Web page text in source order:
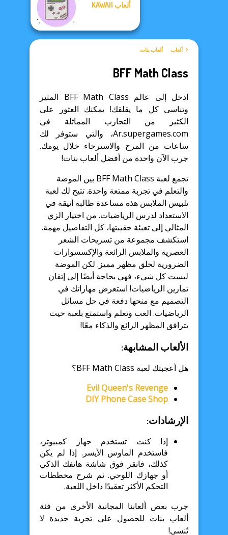
ألعاب KAWAII
ألعاب ألعاب بنات
BFF Math Class
ادخل إلى عالم BFF Math Class المثير
وتناسى كل ما يقلقك! يمكنك العثور على
الكثير من التجارب المماثلة في
Ar.supergames.com، والتي ستوفر لك
ساعات من المرح والاسترخاء خلال يومك.
جرب الآن واحدة من أفضل ألعاب بنات!
تجمع لعبة BFF Math Class بين الموضة
والتعلم في تجربة ممتعة واحدة. تتيح لك لعبة
تلبيس الملابس هذه مساعدة طالبة أنيقة في
الاستعداد لدرس الرياضيات. من اختيار الزي
المثالي إلى تعبئة حقيبتها، كل التفاصيل مهمة.
استكشف مجموعة من تسريحات الشعر
العصرية والملابس الرائعة والإكسسوارات
الضرورية لخلق مظهر مميز. لكن الموضة
ليست كل شيء، فهي بحاجة أيضًا إلى إتقان
تمارين الرياضيات! استعرض مهاراتك في
التصميم مع منحها دفعة في حل مسائل
الرياضيات. العب وتعلم واستمتع بلعبة حيث
يترافق المظهر الرائع والذكاء معًا!
الألعاب المشابهة:
هل أعجبتك لعبة BFF Math Class؟
Evil Queen's Revenge
DIY Phone Case Shop
الإرشادات:
إذا كنت تستخدم جهاز كمبيوتر،
فاستخدم الماوس الأيسر. إذا لم يكن
كذلك، فانقر فوق شاشة هاتفك الذكي
أو جهازك اللوحي. ثم شرح مخططات
التحكم الأكثر تعقيدًا داخل اللعبة.
جرب بعض ألعابنا المجانية الأخرى من فئة
ألعاب بنات للحصول على تجربة جديدة لا
تُنسى!